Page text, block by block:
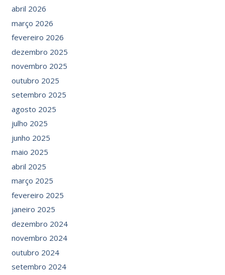
abril 2026
março 2026
fevereiro 2026
dezembro 2025
novembro 2025
outubro 2025
setembro 2025
agosto 2025
julho 2025
junho 2025
maio 2025
abril 2025
março 2025
fevereiro 2025
janeiro 2025
dezembro 2024
novembro 2024
outubro 2024
setembro 2024